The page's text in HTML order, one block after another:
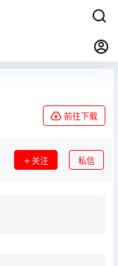
前往下载
关注 私信